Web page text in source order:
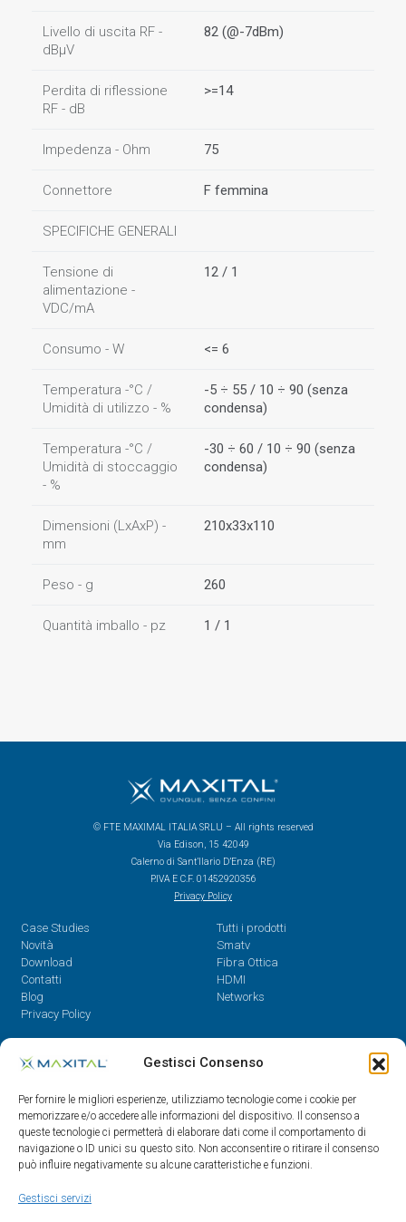
Gestisci Consenso
Per fornire le migliori esperienze, utilizziamo tecnologie come i cookie per
memorizzare e/o accedere alle informazioni del dispositivo. Il consenso a
queste tecnologie ci permetterà di elaborare dati come il comportamento di
navigazione o ID unici su questo sito. Non acconsentire o ritirare il consenso
può influire negativamente su alcune caratteristiche e funzioni.
Gestisci servizi
Livello di uscita RF -
dBµV
82 (@-7dBm)
Perdita di riflessione
RF - dB
>=14
Impedenza - Ohm 75
Connettore F femmina
SPECIFICHE GENERALI
Tensione di
alimentazione -
VDC/mA
12 / 1
Consumo - W <= 6
Temperatura -°C /
Umidità di utilizzo - %
-5 ÷ 55 / 10 ÷ 90 (senza
condensa)
Temperatura -°C /
Umidità di stoccaggio
- %
-30 ÷ 60 / 10 ÷ 90 (senza
condensa)
Dimensioni (LxAxP) -
mm
210x33x110
Peso - g 260
Quantità imballo - pz 1 / 1
© FTE MAXIMAL ITALIA SRLU – All rights reserved
Via Edison, 15 42049
Calerno di Sant’Ilario D’Enza (RE)
P.IVA E C.F. 01452920356
Privacy Policy
Case Studies
Novità
Download
Contatti
Blog
Privacy Policy
Tutti i prodotti
Smatv
Fibra Ottica
HDMI
Networks
Contatti
08.30 - 12.30 / 14 - 18
0522/909701
0522/909748